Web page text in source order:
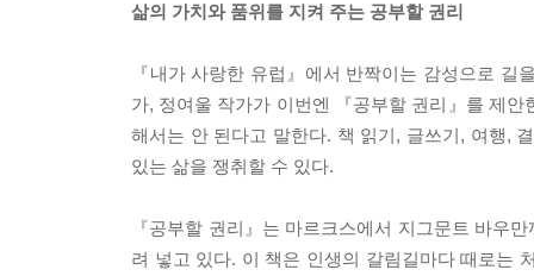
삶의 가치와 품위를 지켜 주는 공부할 권리
『내가 사랑한 유럽』에서 반짝이는 감성으로
가, 정여울 작가가 이번엔 『공부할 권리』를 제
해서는 안 된다고 말한다. 책 읽기, 글쓰기, 여행,
있는 삶을 쟁취할 수 있다.
『공부할 권리』는 마르크스에서 지그문트 바우
려 넣고 있다. 이 책은 인생의 갈림길마다 때로는